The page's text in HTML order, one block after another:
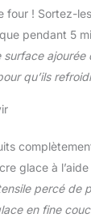
four ! Sortez-
pendant 5
surface ajourée
qu’ils
glace à
percé de
en fine